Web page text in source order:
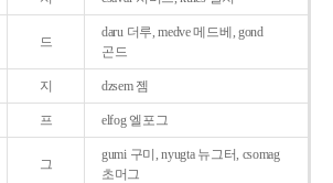
드
daru 더루, medve 메드베, gond
곤드
지 dzsem 젬
프 elfog 엘포그
그
gumi 구미, nyugta 뉴그터, csomag
초머그